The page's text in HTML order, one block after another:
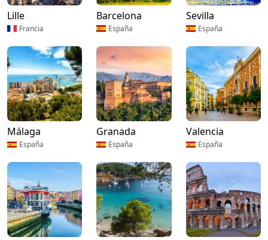
Lille
Francia
Barcelona
España
Sevilla
España
Málaga
España
Granada
España
Valencia
España